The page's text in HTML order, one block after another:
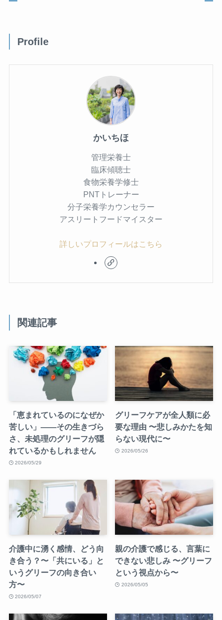
Profile
かいちほ
管理栄養士
臨床傾聴士
食物栄養学修士
PNTトレーナー
分子栄養学カウンセラー
アスリートフードマイスター
詳しいプロフィールはこちら
関連記事
「恵まれているのになぜか
苦しい」——その生きづら
さ、未処理のグリーフが隠
れているかもしれません
2026/05/29
グリーフケアが全人類に必
要な理由 〜悲しみかたを知
らない現代に〜
2026/05/26
介護中に湧く感情、どう向
き合う？〜「共にいる」と
いうグリーフの向き合い
方〜
2026/05/07
親の介護で感じる、言葉に
できない悲しみ 〜グリーフ
という視点から〜
2026/05/05